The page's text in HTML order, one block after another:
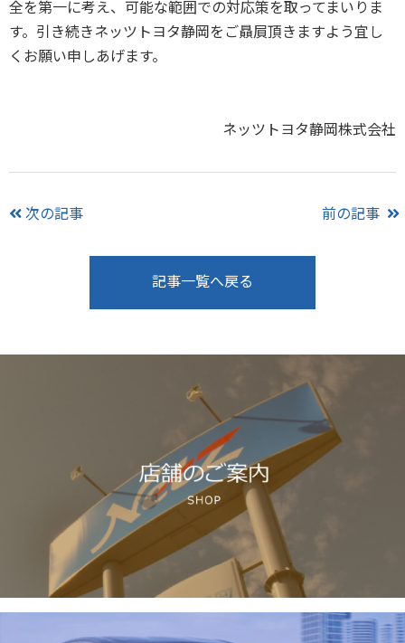
全を第一に考え、可能な範囲での対応策を取ってまいりま
す。引き続きネッツトヨタ静岡をご贔屓頂きますよう宜し
くお願い申しあげます。
ネッツトヨタ静岡株式会社
次の記事 前の記事
記事一覧へ戻る